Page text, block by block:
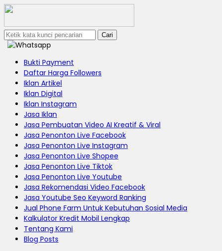
Cari
Bukti Payment
Daftar Harga Followers
Iklan Artikel
Iklan Digital
Iklan Instagram
Jasa Iklan
Jasa Pembuatan Video AI Kreatif & Viral
Jasa Penonton Live Facebook
Jasa Penonton Live Instagram
Jasa Penonton Live Shopee
Jasa Penonton Live Tiktok
Jasa Penonton Live Youtube
Jasa Rekomendasi Video Facebook
Jasa Youtube Seo Keyword Ranking
Jual Phone Farm Untuk Kebutuhan Sosial Media
Kalkulator Kredit Mobil Lengkap
Tentang Kami
Blog Posts